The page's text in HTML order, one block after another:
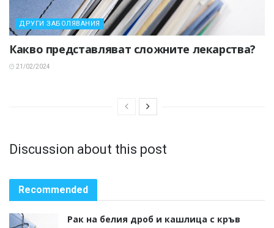
ДРУГИ ЗАБОЛЯВАНИЯ
Какво представляват сложните лекарства?
21/02/2024
Discussion about this post
Recommended
Рак на белия дроб и кашлица с кръв